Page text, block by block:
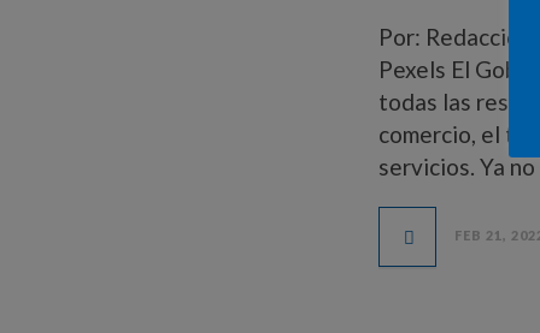
Por:
Pexels El
todas las
comercio, el
servicios. Ya
FEB 21,